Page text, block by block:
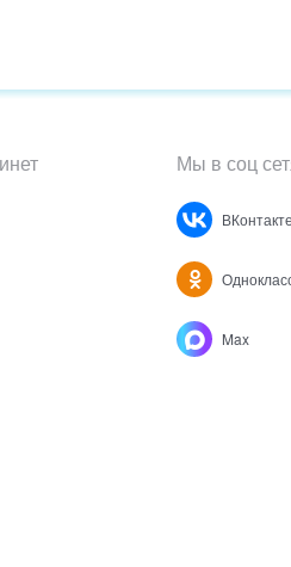
Мы в соц
ВКонтакте
Max